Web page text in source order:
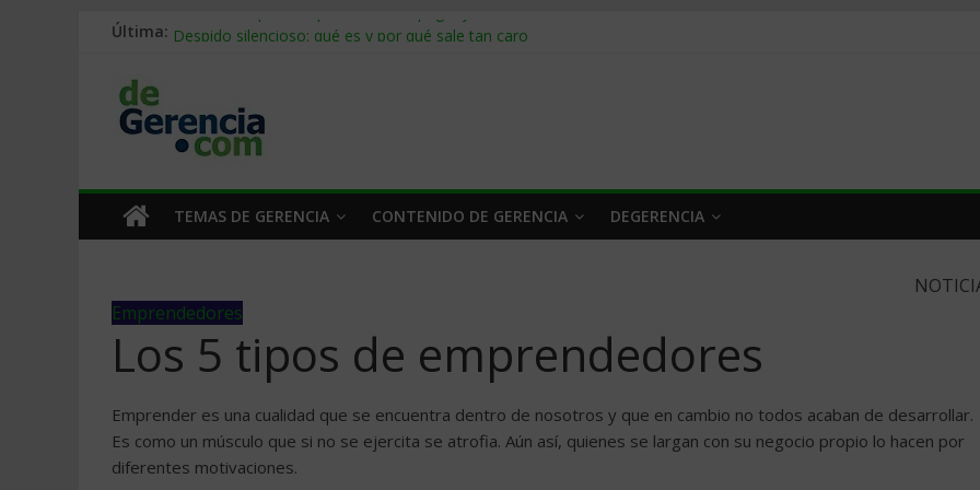
Última: Stablecoins para empresas: cómo pagar y cobrar en 2026
Trabajo forzoso en la cadena de suministro: qué hacer
Mercado hispano de EE. UU.: cómo segmentarlo y venderle
TEMAS DE GERENCIA CONTENIDO DE GERENCIA DEGERENCIA
Emprendedores
Los 5 tipos de emprendedores
Emprender es una cualidad que se encuentra dentro de nosotros y que en cambio no todos acaban de desarrollar.
Es como un músculo que si no se ejercita se atrofia. Aún así, quienes se largan con su negocio propio lo hacen por
diferentes motivaciones.